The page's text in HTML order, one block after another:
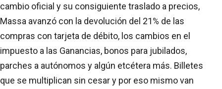
cambio oficial y su consiguiente traslado a precios,
Massa avanzó con la devolución del 21% de las
compras con tarjeta de débito, los cambios en el
impuesto a las Ganancias, bonos para jubilados,
parches a autónomos y algún etcétera más. Billetes
que se multiplican sin cesar y por eso mismo van